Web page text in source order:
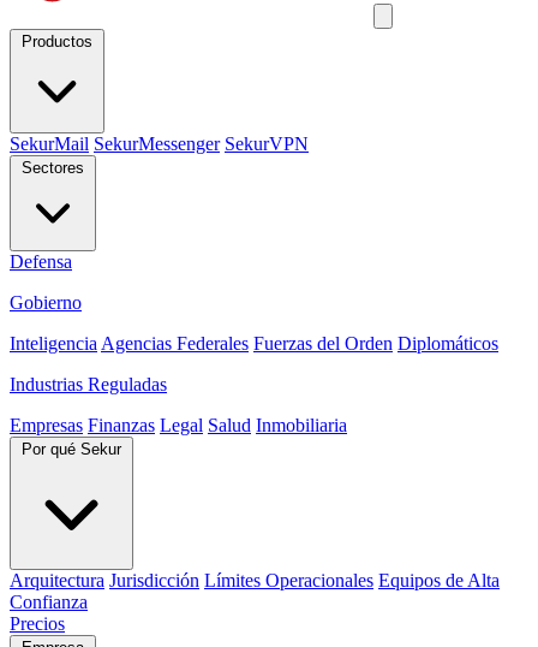
Productos
SekurMail SekurMessenger SekurVPN
Sectores
Defensa
Gobierno
Inteligencia Agencias Federales Fuerzas del Orden Diplomáticos
Industrias Reguladas
Empresas Finanzas Legal Salud Inmobiliaria
Por qué Sekur
Arquitectura Jurisdicción Límites Operacionales Equipos de Alta
Confianza
Precios